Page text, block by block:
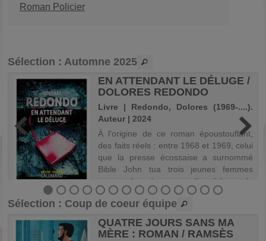
Roman Policier
Sélection : Automne 2025
EN ATTENDANT LE DÉLUGE /
DOLORES REDONDO
Livre | Redondo, Dolores (1969-....).
Auteur | 2024
À l'origine de ce roman époustouflant,
des faits réels : entre 1968 et 1969, celui
que la presse écossaise a surnommé
Bible John tua trois jeunes femmes
rencontrées dans une discothèque de
Glasgow et disparut. En 1983, Noah
Scott ...
Sélection : Coup de coeur équipe
QUATRE JOURS SANS MA
MÈRE : ROMAN / RAMSÈS